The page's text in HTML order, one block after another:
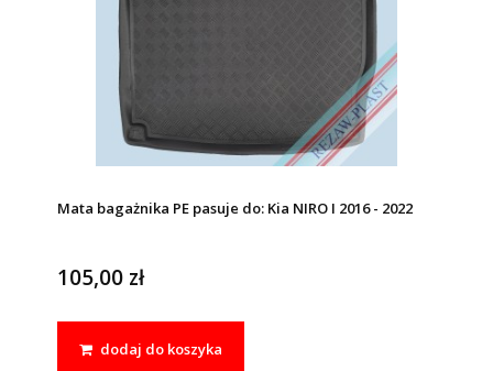
Mata bagażnika PE pasuje do: Kia NIRO I 2016 - 2022
105,00 zł
dodaj do koszyka